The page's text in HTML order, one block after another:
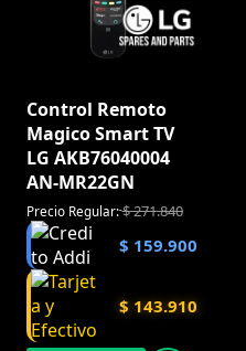
Control Remoto
Magico Smart TV
LG AKB76040004
AN-MR22GN
Precio Regular:$271.840
$ 159.900
$ 143.910